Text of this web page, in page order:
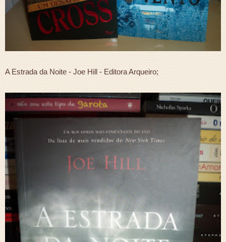
A Estrada da Noite - Joe Hill - Editora Arqueiro;